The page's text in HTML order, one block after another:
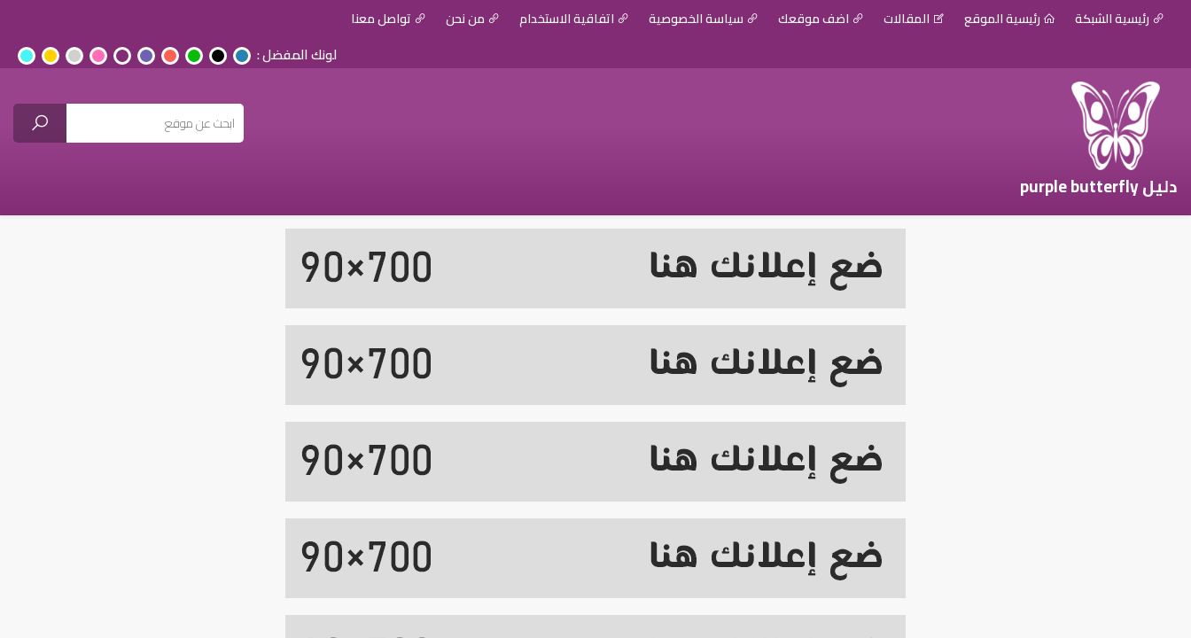
رئيسية الشبكة رئيسية الموقع المقالات اضف موقعك سياسة الخصوصية اتفاقية الاستخدام من نحن تواصل معنا
لونك المفضل :
دليل purple butterfly